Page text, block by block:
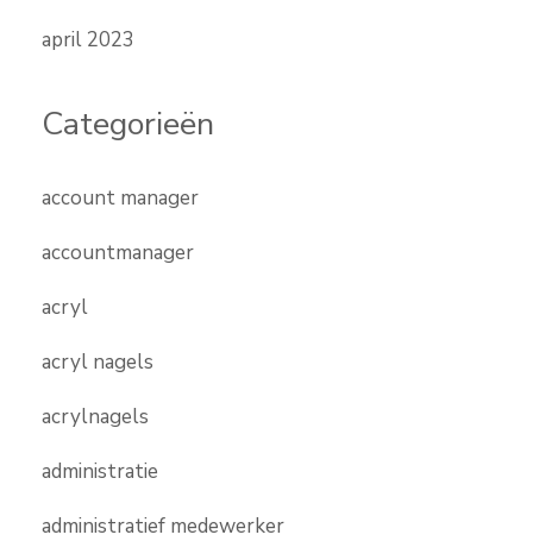
april 2023
Categorieën
account manager
accountmanager
acryl
acryl nagels
acrylnagels
administratie
administratief medewerker